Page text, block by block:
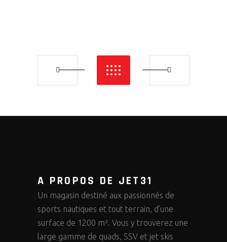
A PROPOS DE JET31
Un magasin destiné aux passionnés de
sports nautiques et tout terrain, d’une
surface de 1200 m². Vous y trouverez une
large gamme de quads, SSV et jet skis